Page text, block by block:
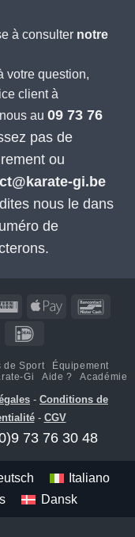
à consulter notre
votre question,
client à
au 09 73 76
pas de
ou
gi.be
nous le dans
de
Western
Union
Apple
de Sport
Équipement
Gi Aide ? Académie
- Conditions de
- CGV
73 76 30 48
Italiano
Dansk